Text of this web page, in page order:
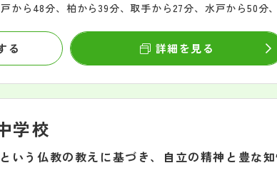
から48分、柏から39分、取手から27分、水戸から50分
る 詳細を見る
学校
いう仏教の教えに基づき、自立の精神と豊な